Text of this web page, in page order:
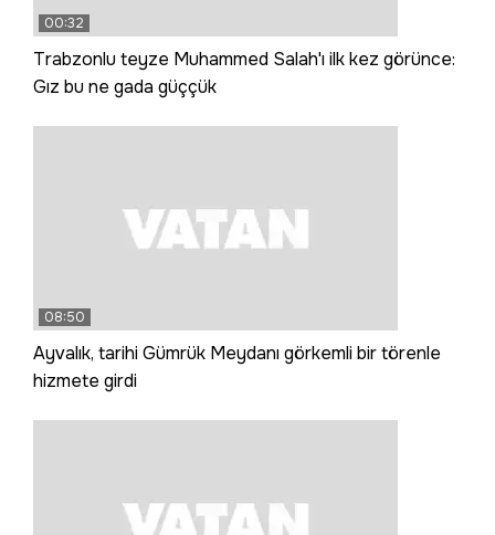
00:32
Trabzonlu teyze Muhammed Salah'ı ilk kez görünce:
Gız bu ne gada güççük
08:50
Ayvalık, tarihi Gümrük Meydanı görkemli bir törenle
hizmete girdi